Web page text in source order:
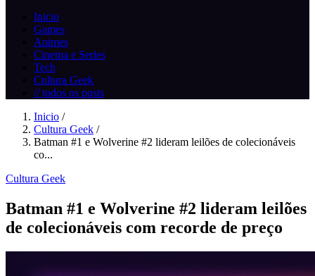
Inicio
Games
Animes
Cinema e Series
Tech
Cultura Geek
// todos os posts
Inicio /
Cultura Geek /
Batman #1 e Wolverine #2 lideram leilões de colecionáveis
co...
Cultura Geek
Batman #1 e Wolverine #2 lideram leilões
de colecionáveis com recorde de preço